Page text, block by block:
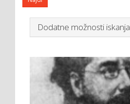
Dodatne možnosti iskanja